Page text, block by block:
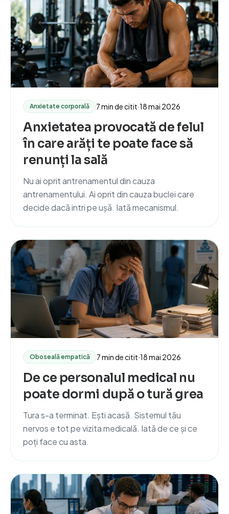
Anxietate corporală 7 min de citit·18 mai 2026
Anxietatea provocată de felul
în care arăți te poate face să
renunți la sală
Nu ai oprit antrenamentul din cauza
antrenamentului. Ai oprit din cauza buclei care
decide dacă intri pe ușă. Iată mecanismul.
Oboseală empatică 7 min de citit·18 mai 2026
De ce personalul medical nu
poate dormi după o tură grea
Tura s-a terminat. Ești acasă. Sistemul tău
nervos e tot pe vizita medicală. Iată de ce și ce
poți face cu asta.